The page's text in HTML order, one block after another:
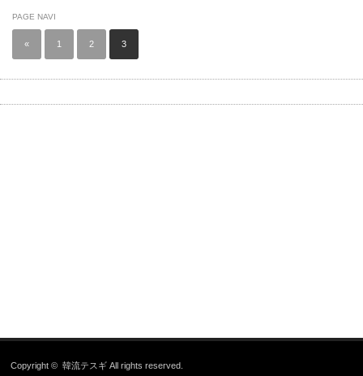
PAGE NAVI
« 1 2 3
Copyright ©韓流テスギ All rights reserved.